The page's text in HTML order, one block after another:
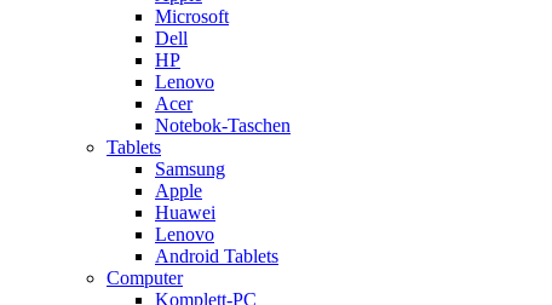
Microsoft
Dell
HP
Lenovo
Acer
Notebok-Taschen
Tablets
Samsung
Apple
Huawei
Lenovo
Android Tablets
Computer
Komplett-PC